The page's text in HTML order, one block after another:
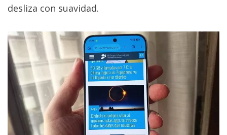
desliza con suavidad.